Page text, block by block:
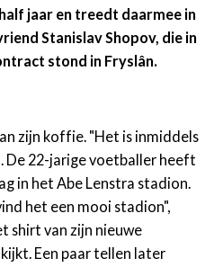
jaar en treedt daarmee in
Stanislav Shopov, die in
stond in Fryslân.
zijn koffie. "Het is inmiddels
De 22-jarige voetballer heeft
in het Abe Lenstra stadion.
het een mooi stadion",
shirt van zijn nieuwe
Een paar tellen later